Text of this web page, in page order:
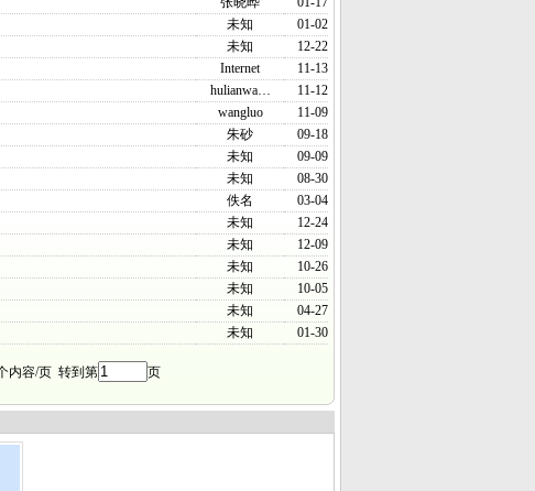
未知
01-02
未知
12-22
Internet
11-13
hulianwa…
11-12
wangluo
11-09
朱砂
09-18
未知
09-09
未知
08-30
佚名
03-04
未知
12-24
未知
12-09
未知
10-26
未知
10-05
未知
04-27
未知 01-30
内容/页 转到第 页